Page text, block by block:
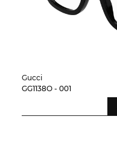
Gucci
GG1138O - 001